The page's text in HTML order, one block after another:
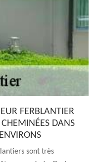
FERBLANTIER
CHEMINÉES DANS
sont très